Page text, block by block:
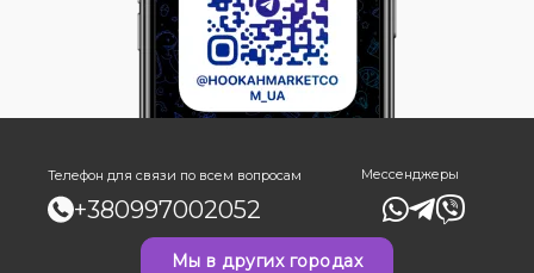
Телефон для связи по всем вопросам
+380997002052
Мессенджеры
Мы в других городах